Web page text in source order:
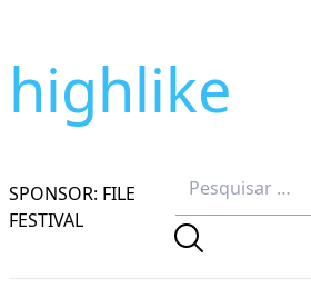
highlike
SPONSOR: FILE
FESTIVAL